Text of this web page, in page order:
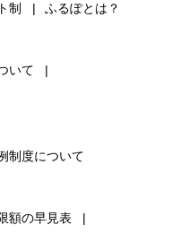
制 ふるぽとは？
いて
制度について
額の早見表